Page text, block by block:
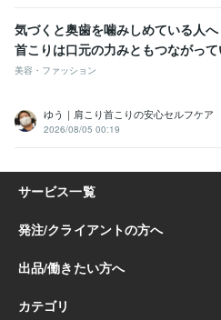
気づくと奥歯を噛みしめている人へ
首こりは口元の力みともつながっ
美容・ファッション
ゆう｜肩こり首こりの安心セルフケア
2026/08/05 00:19